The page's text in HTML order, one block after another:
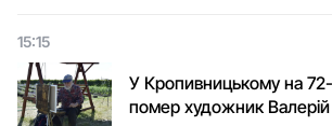
15:15
У Кропивницькому на
помер художник